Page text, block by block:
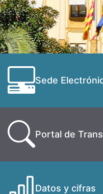
Sede
Portal de
Datos y cifras